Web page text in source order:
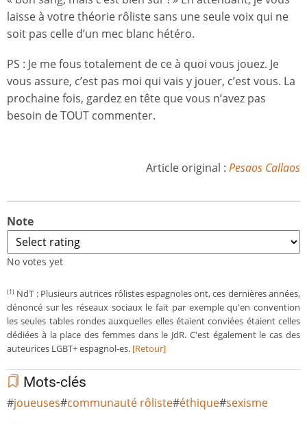
laisse à votre théorie rôliste sans une seule voix qui ne
soit pas celle d’un mec blanc hétéro.
PS : Je me fous totalement de ce à quoi vous jouez. Je
vous assure, c’est pas moi qui vais y jouer, c’est vous. La
prochaine fois, gardez en tête que vous n’avez pas
besoin de TOUT commenter.
Article original : Pesaos Callaos
Note
No votes yet
(1) NdT : Plusieurs autrices rôlistes espagnoles ont, ces dernières années,
dénoncé sur les réseaux sociaux le fait par exemple qu'en convention
les seules tables rondes auxquelles elles étaient conviées étaient celles
dédiées à la place des femmes dans le JdR. C'est également le cas des
auteurices LGBT+ espagnol-es. [Retour]
Mots-clés
joueuses communauté rôliste éthique sexisme